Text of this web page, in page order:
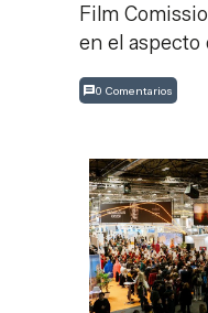
Film
en el aspecto
0 Comentarios